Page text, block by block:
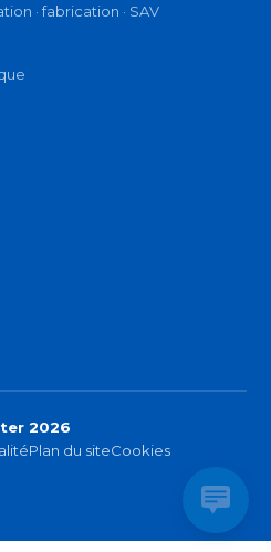
· fabrication · SAV
2026
Plan du siteCookies